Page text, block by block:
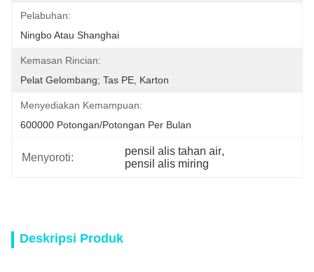
Pelabuhan:
Ningbo Atau Shanghai
Kemasan Rincian:
Pelat Gelombang; Tas PE, Karton
Menyediakan Kemampuan:
600000 Potongan/potongan Per Bulan
Menyoroti:
pensil alis tahan air,
pensil alis miring
Deskripsi Produk